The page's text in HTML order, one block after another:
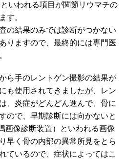
いわれる項目が関節リウマチの
す。
の結果のみでは診断がつかない
りますので、最終的には専門医
ら手のレントゲン撮影の結果が
も使用されてきましたが、レン
、炎症がどんどん進んで、骨に
ので、早期診断には向かないと
画像診断装置）といわれる画像
早く骨の内部の異常所見をとら
ているので、症状によってはこ